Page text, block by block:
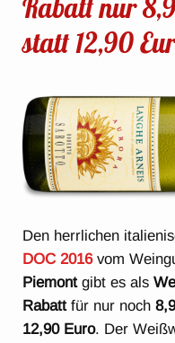
Rabatt nur
statt 12,90
Den herrlichen
DOC 2016vom
Piemontgibt es als
Rabattfür nur noch
12,90 Euro. Der